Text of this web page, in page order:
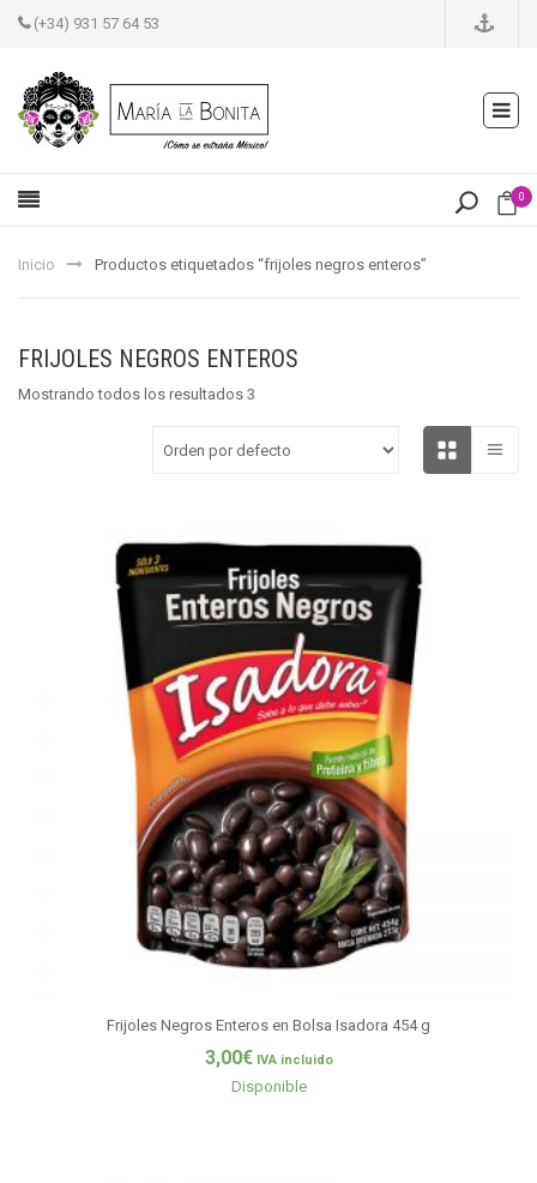
(+34) 931 57 64 53
0
Inicio Productos etiquetados “frijoles negros enteros”
FRIJOLES NEGROS ENTEROS
Mostrando todos los resultados 3
Frijoles Negros Enteros en Bolsa Isadora 454 g
3,00€ IVA incluido
Disponible